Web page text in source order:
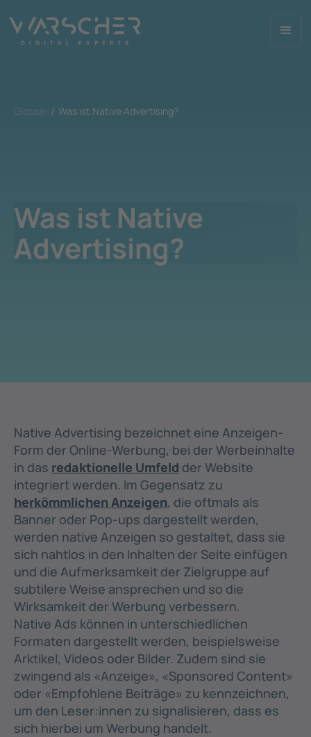
Glossar Was ist Native Advertising?
Was ist Native
Advertising?
Native Advertising bezeichnet eine Anzeigen-
Form der Online-Werbung, bei der Werbeinhalte
in das redaktionelle Umfeld der Website
integriert werden. Im Gegensatz zu
herkömmlichen Anzeigen, die oftmals als
Banner oder Pop-ups dargestellt werden,
werden native Anzeigen so gestaltet, dass sie
sich nahtlos in den Inhalten der Seite einfügen
und die Aufmerksamkeit der Zielgruppe auf
subtilere Weise ansprechen und so die
Wirksamkeit der Werbung verbessern.
Native Ads können in unterschiedlichen
Formaten dargestellt werden, beispielsweise
Arktikel, Videos oder Bilder. Zudem sind sie
zwingend als «Anzeige», «Sponsored Content»
oder «Empfohlene Beiträge» zu kennzeichnen,
um den Leser:innen zu signalisieren, dass es
sich hierbei um Werbung handelt.